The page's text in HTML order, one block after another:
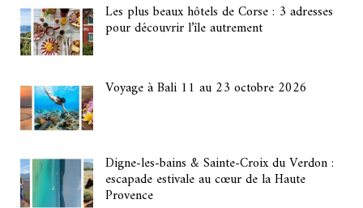
Les plus beaux hôtels de Corse : 3 adresses
pour découvrir l’île autrement
Voyage à Bali 11 au 23 octobre 2026
Digne-les-bains & Sainte-Croix du Verdon :
escapade estivale au cœur de la Haute
Provence